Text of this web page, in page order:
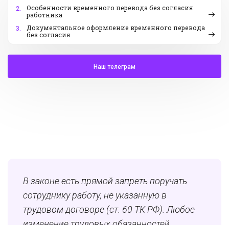
2.
Особенности временного перевода без согласия
работника
3.
Документальное оформление временного перевода
без согласия
Наш телеграм
В законе есть прямой запреть поручать
сотруднику работу, не указанную в
трудовом договоре (ст. 60 ТК РФ). Любое